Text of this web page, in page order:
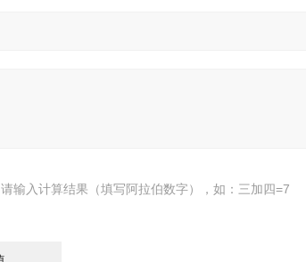
请输入计算结果（填写阿拉伯数字），如：三加四=7